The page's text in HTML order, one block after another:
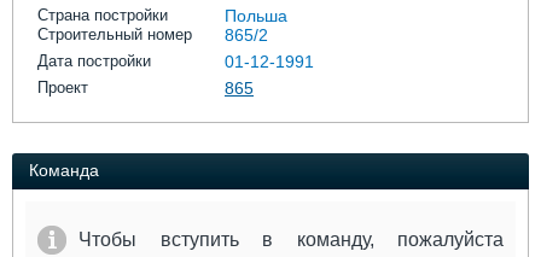
Страна постройки Польша
Строительный номер 865/2
Дата постройки 01-12-1991
Проект 865
Команда
Чтобы вступить в команду, пожалуйста